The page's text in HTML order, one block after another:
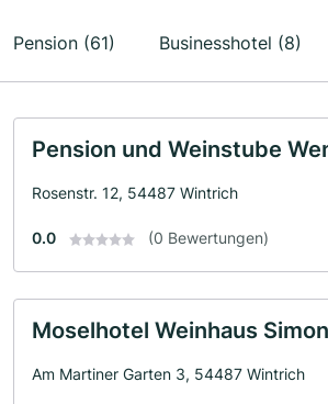
Pension (61) Businesshotel (8)
Pension und Weinstube
Rosenstr. 12, 54487 Wintrich
0.0 (0 Bewertungen)
Moselhotel Weinhaus
Am Martiner Garten 3, 54487 Wintrich